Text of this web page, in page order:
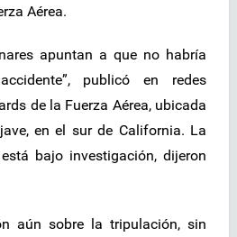
Aérea.
apuntan a que no habría
publicó en redes
de la Fuerza Aérea, ubicada
en el sur de California. La
bajo investigación, dijeron
aún sobre la tripulación, sin